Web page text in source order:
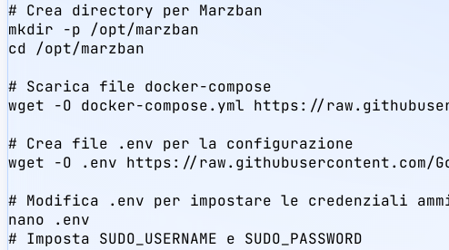
# Crea directory per Marzban
mkdir -p /opt/marzban
cd /opt/marzban
# Scarica file docker-compose
wget -O docker-compose.yml https://
# Crea file .env per la configurazione
wget -O .env https://raw.githubusercontent.com/
# Modifica .env per impostare le credenziali
nano .env
# Imposta SUDO_USERNAME e SUDO_PASSWORD